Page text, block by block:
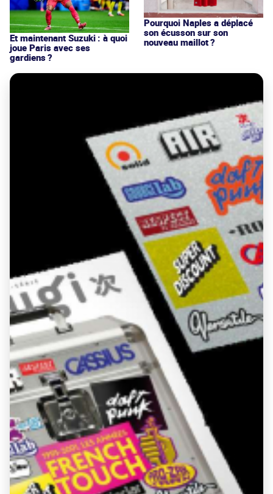
Et maintenant Suzuki : à quoi
joue Paris avec ses
gardiens ?
Pourquoi Naples a déplacé
son écusson sur son
nouveau maillot ?